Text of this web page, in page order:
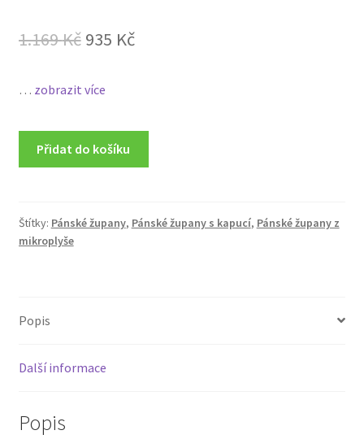
1.169Kč Original
was:
1.169 Kč.
935 KčCurrent
935 Kč.
… zobrazit více
Přidat do košíku
Štítky: Pánské župany, Pánské župany s kapucí, Pánské župany z
mikroplyše
Popis
Další informace
Popis